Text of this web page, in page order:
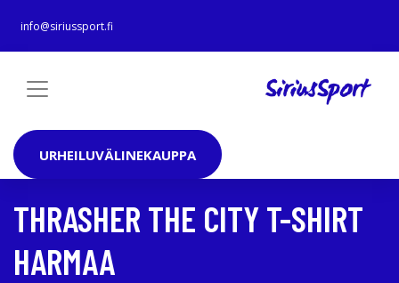
info@siriussport.fi
URHEILUVÄLINEKAUPPA
THRASHER THE CITY T-SHIRT
HARMAA